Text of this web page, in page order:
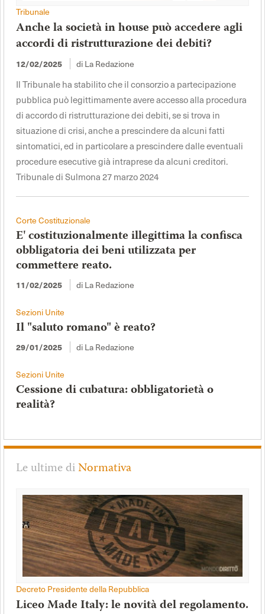
Tribunale
Anche la società in house può accedere agli
accordi di ristrutturazione dei debiti?
12/02/2025 di La Redazione
Il Tribunale ha stabilito che il consorzio a partecipazione
pubblica può legittimamente avere accesso alla procedura
di accordo di ristrutturazione dei debiti, se si trova in
situazione di crisi, anche a prescindere da alcuni fatti
sintomatici, ed in particolare a prescindere dalle eventuali
procedure esecutive già intraprese da alcuni creditori.
Tribunale di Sulmona 27 marzo 2024
Corte Costituzionale
E' costituzionalmente illegittima la confisca
obbligatoria dei beni utilizzata per
commettere reato.
11/02/2025 di La Redazione
Sezioni Unite
Il "saluto romano" è reato?
29/01/2025 di La Redazione
Sezioni Unite
Cessione di cubatura: obbligatorietà o
realità?
Le ultime diNormativa
Decreto Presidente della Repubblica
Liceo Made Italy: le novità del regolamento.